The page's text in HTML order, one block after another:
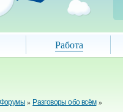
Работа
Форумы» Разговоры обо всём »